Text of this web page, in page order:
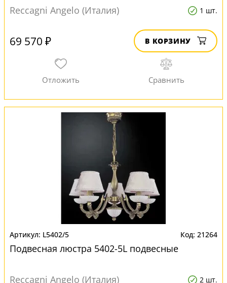
Reccagni Angelo (Италия) 1 шт.
69 570 ₽ В КОРЗИНУ
L5402/5 21264
Подвесная люстра 5402-5L подвесные
Reccagni Angelo (Италия) 2 шт.